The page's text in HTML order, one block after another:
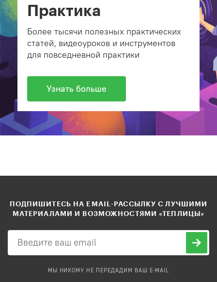
Практика
Более тысячи полезных практических
статей, видеоуроков и инструментов
для повседневной практики
Узнать больше
ПОДПИШИТЕСЬ НА EMAIL-РАССЫЛКУ С ЛУЧШИМИ
МАТЕРИАЛАМИ И ВОЗМОЖНОСТЯМИ «ТЕПЛИЦЫ»
МЫ НИКОМУ НЕ ПЕРЕДАДИМ ВАШ E-MAIL